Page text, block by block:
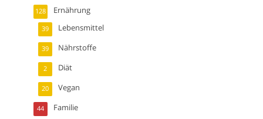
Ernährung
128
Lebensmittel
39
Nährstoffe
39
Diät
2
Vegan
20
Familie
44